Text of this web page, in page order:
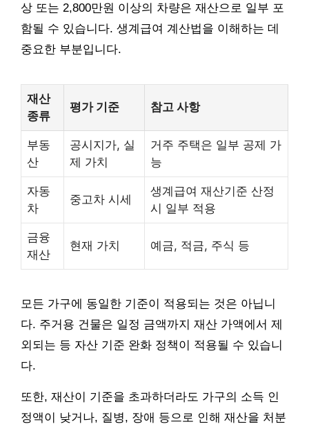
상 또는 2,800만원 이상의 차량은 재산으로 일부 포
함될 수 있습니다. 생계급여 계산법을 이해하는 데
중요한 부분입니다.
재산
종류
평가 기준 참고 사항
부동
산
공시지가, 실
제 가치
거주 주택은 일부 공제 가
능
자동
차
중고차 시세
생계급여 재산기준 산정
시 일부 적용
금융
재산
현재 가치 예금, 적금, 주식 등
모든 가구에 동일한 기준이 적용되는 것은 아닙니
다. 주거용 건물은 일정 금액까지 재산 가액에서 제
외되는 등 자산 기준 완화 정책이 적용될 수 있습니
다.
또한, 재산이 기준을 초과하더라도 가구의 소득 인
정액이 낮거나, 질병, 장애 등으로 인해 재산을 처분